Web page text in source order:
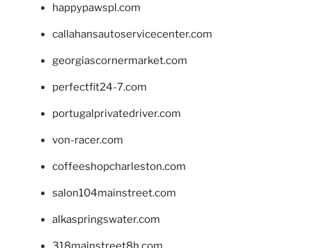
happypawspl.com
callahansautoservicecenter.com
georgiascornermarket.com
perfectfit24-7.com
portugalprivatedriver.com
von-racer.com
coffeeshopcharleston.com
salon104mainstreet.com
alkaspringswater.com